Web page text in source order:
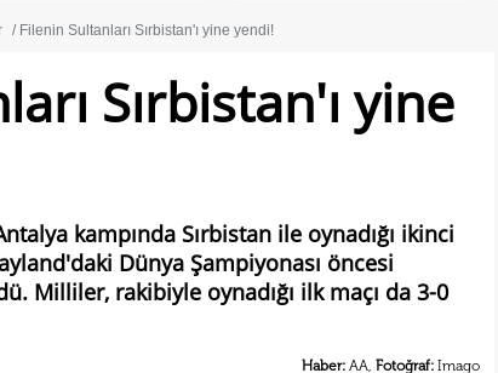
Filenin Sultanları Sırbistan'ı yine yendi!
Sırbistan'ı yine
kampında Sırbistan ile oynadığı ikinci
Dünya Şampiyonası öncesi
Milliler, rakibiyle oynadığı ilk maçı da 3-0
Haber: AA, Fotoğraf: Imago